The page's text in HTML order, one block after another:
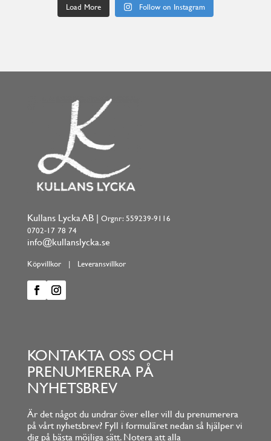
Load More Follow on Instagram
Kullans Lycka AB | Orgnr: 559239-9116
0702-17 78 74
info@kullanslycka.se
Köpvillkor| Leveransvillkor
KONTAKTA OSS OCH
PRENUMERERA PÅ
NYHETSBREV
Är det något du undrar över eller vill du prenumerera
på vårt nyhetsbrev? Fyll i formuläret nedan så hjälper vi
dig på bästa möjliga sätt. Notera att alla